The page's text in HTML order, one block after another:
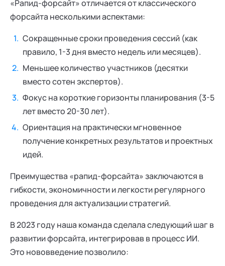
«Рапид-форсайт» отличается от классического
форсайта несколькими аспектами:
Сокращенные сроки проведения сессий (как
правило, 1-3 дня вместо недель или месяцев).
Меньшее количество участников (десятки
вместо сотен экспертов).
Фокус на короткие горизонты планирования (3-5
лет вместо 20-30 лет).
Ориентация на практически мгновенное
получение конкретных результатов и проектных
идей.
Преимущества «рапид-форсайта» заключаются в
гибкости, экономичности и легкости регулярного
проведения для актуализации стратегий.
В 2023 году наша команда сделала следующий шаг в
развитии форсайта, интегрировав в процесс ИИ.
Это нововведение позволило: